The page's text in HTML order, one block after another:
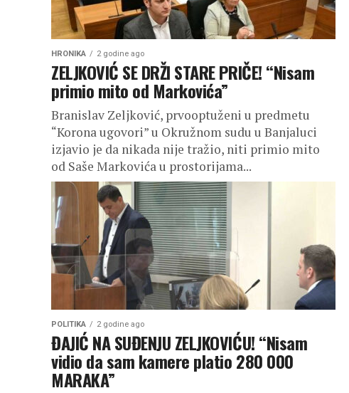
HRONIKA 2 godine ago
ZELJKOVIĆ SE DRŽI STARE PRIČE! “Nisam
primio mito od Markovića”
Branislav Zeljković, prvooptuženi u predmetu
“Korona ugovori” u Okružnom sudu u Banjaluci
izjavio je da nikada nije tražio, niti primio mito
od Saše Markovića u prostorijama...
POLITIKA 2 godine ago
ĐAJIĆ NA SUĐENJU ZELJKOVIĆU! “Nisam
vidio da sam kamere platio 280 000
MARAKA”